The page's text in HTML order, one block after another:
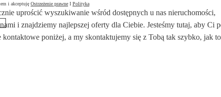
i akceptuję Ostrzeżenie prawne I Polityka
uprościć wyszukiwanie wśród dostępnych u nas nieruchomości,
i znajdziemy najlepszej oferty dla Ciebie. Jesteśmy tutaj, aby Ci
kontaktowe poniżej, a my skontaktujemy się z Tobą tak szybko, jak to